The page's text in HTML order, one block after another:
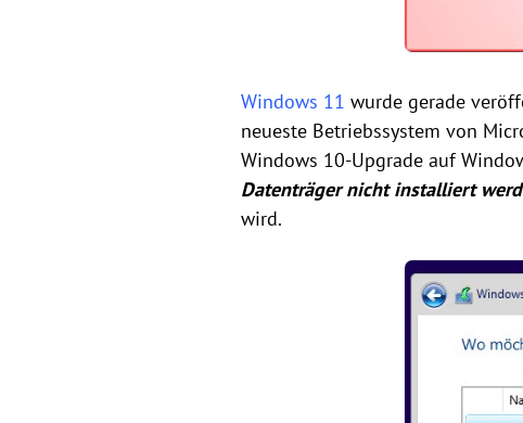
Windows 11 wurde gerade
neueste Betriebssystem von
Windows 10-Upgrade auf
Datenträger nicht installiert
wird.